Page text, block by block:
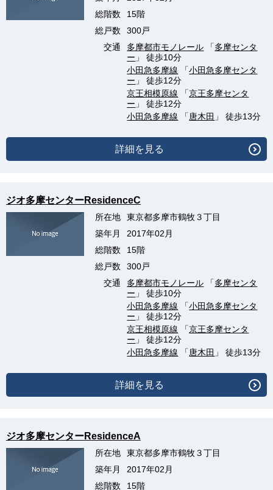
総階数
15階
総戸数
300戸
交通
多摩都市モノレール 「多摩センタ
ー 」 徒歩10分
小田急多摩線 「小田急多摩センタ
ー 」 徒歩12分
京王相模原線 「京王多摩センタ
ー 」 徒歩12分
小田急多摩線 「 唐木田 」 徒歩13分
詳細を見る
ジオ多摩センターResidenceC
所在地
東京都多摩市鶴牧３丁目
築年月
2017年02月
総階数
15階
総戸数
300戸
交通
多摩都市モノレール 「多摩センタ
ー 」 徒歩10分
小田急多摩線 「小田急多摩センタ
ー 」 徒歩12分
京王相模原線 「京王多摩センタ
ー 」 徒歩12分
小田急多摩線 「 唐木田 」 徒歩13分
詳細を見る
ジオ多摩センターResidenceA
所在地
東京都多摩市鶴牧３丁目
築年月
2017年02月
総階数
15階